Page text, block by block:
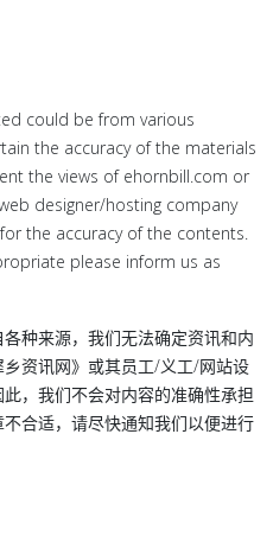
could be from various
the accuracy of the materials
the views of ehornbill.com or
designer/hosting company
the accuracy of the contents.
please inform us as
种来源，我们无法确定资讯和内
资讯网》或其员工/义工/网站设
，我们不会对内容的准确性承担
合适，请尽快通知我们以便进行